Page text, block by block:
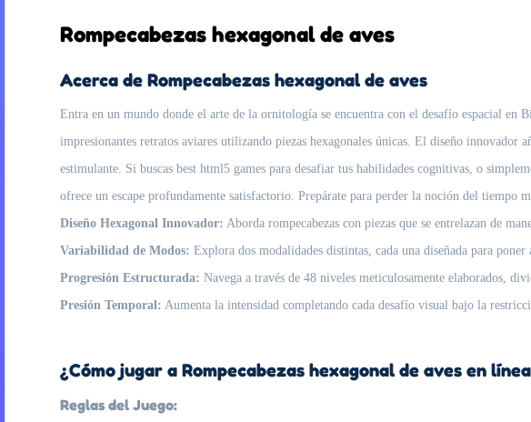
Rompecabezas hexagonal de aves
Acerca de Rompecabezas hexagonal de aves
Entra en un mundo donde el arte de la ornitología se encuentra con el desafío espacial en
impresionantes retratos aviares utilizando piezas hexagonales únicas. El diseño
estimulante. Si buscas best html5 games para desafiar tus habilidades cognitivas, o
ofrece un escape profundamente satisfactorio. Prepárate para perder la noción del tiempo
Diseño Hexagonal Innovador: Aborda rompecabezas con piezas que se entrelazan de
Variabilidad de Modos: Explora dos modalidades distintas, cada una diseñada para
Progresión Estructurada: Navega a través de 48 niveles meticulosamente elaborados,
Presión Temporal: Aumenta la intensidad completando cada desafío visual bajo la
¿Cómo jugar a Rompecabezas hexagonal de aves en
Reglas del Juego: